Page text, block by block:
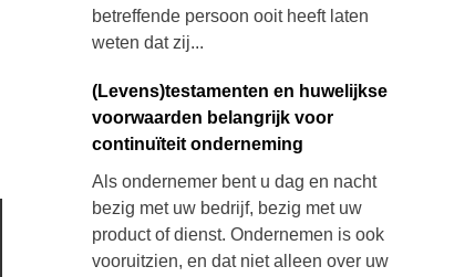
betreffende persoon ooit heeft laten
weten dat zij...
(Levens)testamenten en huwelijkse
voorwaarden belangrijk voor
continuïteit onderneming
Als ondernemer bent u dag en nacht
bezig met uw bedrijf, bezig met uw
product of dienst. Ondernemen is ook
vooruitzien, en dat niet alleen over uw